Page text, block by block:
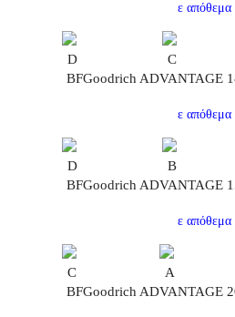
ε απόθεμα
D C
BFGoodrich ADVANTAGE
ε απόθεμα
D B
BFGoodrich ADVANTAGE
ε απόθεμα
C A
BFGoodrich ADVANTAGE